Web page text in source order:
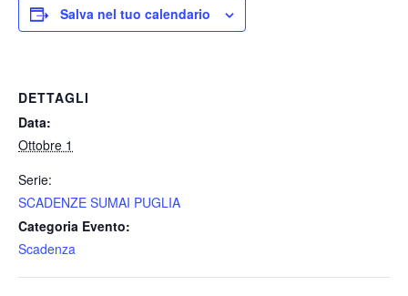
Salva nel tuo calendario
DETTAGLI
Data:
Ottobre 1
Serie:
SCADENZE SUMAI PUGLIA
Categoria Evento:
Scadenza